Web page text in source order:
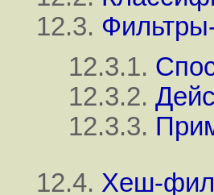
12.3.
12.3.1.
12.3.2.
12.3.3.
12.4. Хеш-